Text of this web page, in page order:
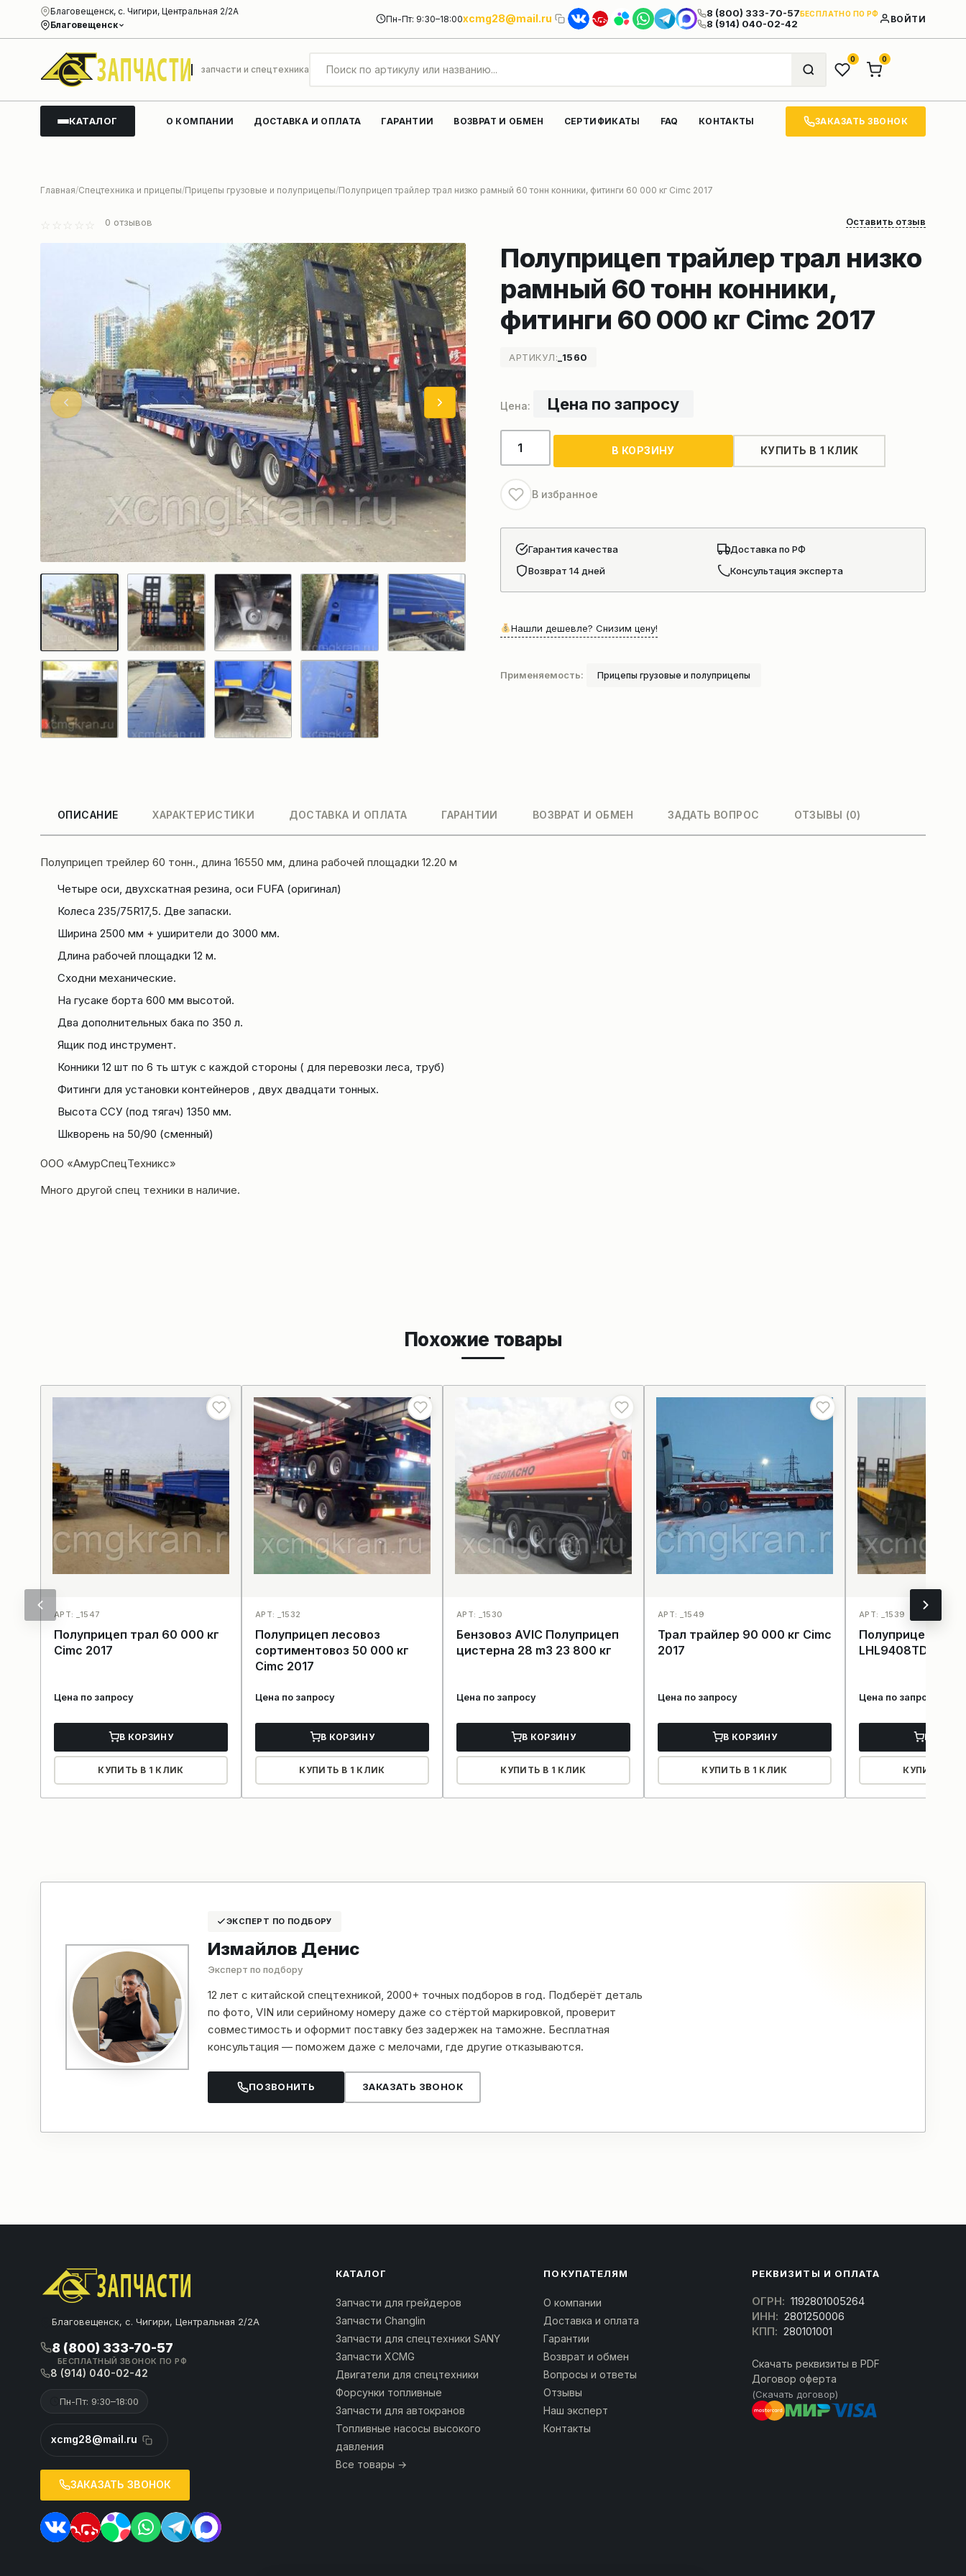
Благовещенск
Благовещенск, с. Чигири, Центральная 2/2А
Пн-Пт: 9:30–18:00xcmg28@mail.ru 8 (800) 333-70-57БЕСПЛАТНО ПО РФ
8 (914) 040-02-42 ВОЙТИ
запчасти и спецтехника
0 0
КАТАЛОГ О КОМПАНИИ ДОСТАВКА И ОПЛАТА ГАРАНТИИ ВОЗВРАТ И ОБМЕН СЕРТИФИКАТЫ FAQ КОНТАКТЫ ЗАКАЗАТЬ ЗВОНОК
Главная Спецтехника и прицепы Прицепы грузовые и полуприцепы Полуприцеп трайлер трал низко рамный 60 тонн конники, фитинги 60 000 кг Cimc 2017
0 отзывов Оставить отзыв
Полуприцеп трайлер трал низко
рамный 60 тонн конники,
фитинги 60 000 кг Cimc 2017
АРТИКУЛ: _1560
Цена по запросу
Количество
товара
трайлер
трал
низко
рамный
тонн
60
кг
В КОРЗИНУ КУПИТЬ В 1 КЛИК
В избранное
Гарантия качества
Доставка по РФ
Возврат 14 дней
Консультация эксперта
Нашли дешевле? Снизим цену!
Применяемость: Прицепы грузовые и полуприцепы
ОПИСАНИЕ ХАРАКТЕРИСТИКИ ДОСТАВКА И ОПЛАТА ГАРАНТИИ ВОЗВРАТ И ОБМЕН ЗАДАТЬ ВОПРОС ОТЗЫВЫ (0)
Полуприцеп трейлер 60 тонн., длина 16550 мм, длина рабочей площадки 12.20 м
Четыре оси, двухскатная резина, оси FUFA (оригинал)
Колеса 235/75R17,5. Две запаски.
Ширина 2500 мм + уширители до 3000 мм.
Длина рабочей площадки 12 м.
Сходни механические.
На гусаке борта 600 мм высотой.
Два дополнительных бака по 350 л.
Ящик под инструмент.
Конники 12 шт по 6 ть штук с каждой стороны ( для перевозки леса, труб)
Фитинги для установки контейнеров , двух двадцати тонных.
Высота ССУ (под тягач) 1350 мм.
Шкворень на 50/90 (сменный)
ООО «АмурСпецТехникс»
Много другой спец техники в наличие.
Похожие товары
АРТ: _1547
Полуприцеп трал 60 000 кг
Cimc 2017
Цена по запросу
В КОРЗИНУ
КУПИТЬ В 1 КЛИК
АРТ: _1532
Полуприцеп лесовоз
сортиментовоз 50 000 кг
Cimc 2017
Цена по запросу
В КОРЗИНУ
КУПИТЬ В 1 КЛИК
АРТ: _1530
Бензовоз AVIC Полуприцеп
цистерна 28 m3 23 800 кг
Цена по запросу
В КОРЗИНУ
КУПИТЬ В 1 КЛИК
АРТ: _1549
Трал трайлер 90 000 кг Cimc
2017
Цена по запросу
В КОРЗИНУ
КУПИТЬ В 1 КЛИК
АРТ: _1539
Полуприцеп
LHL9408TDP 2017
Цена по запросу
В
КУПИТЬ В 1
ЭКСПЕРТ ПО ПОДБОРУ
Измайлов Денис
Эксперт по подбору
12 лет с китайской спецтехникой, 2000+ точных подборов в год. Подберёт деталь
по фото, VIN или серийному номеру даже со стёртой маркировкой, проверит
совместимость и оформит поставку без задержек на таможне. Бесплатная
консультация — поможем даже с мелочами, где другие отказываются.
ПОЗВОНИТЬ ЗАКАЗАТЬ ЗВОНОК
Благовещенск, с. Чигири, Центральная 2/2А
8 (800) 333-70-57
БЕСПЛАТНЫЙ ЗВОНОК ПО РФ
8 (914) 040-02-42
Пн-Пт: 9:30–18:00
xcmg28@mail.ru
ЗАКАЗАТЬ ЗВОНОК
КАТАЛОГ
Запчасти для грейдеров
Запчасти Changlin
Запчасти для спецтехники SANY
Запчасти XCMG
Двигатели для спецтехники
Форсунки топливные
Запчасти для автокранов
Топливные насосы высокого
давления
Все товары →
ПОКУПАТЕЛЯМ
О компании
Доставка и оплата
Гарантии
Возврат и обмен
Вопросы и ответы
Отзывы
Наш эксперт
Контакты
РЕКВИЗИТЫ И ОПЛАТА
ОГРН: 1192801005264
ИНН: 2801250006
КПП: 280101001
Скачать реквизиты в PDF
Договор оферта
(Скачать договор)